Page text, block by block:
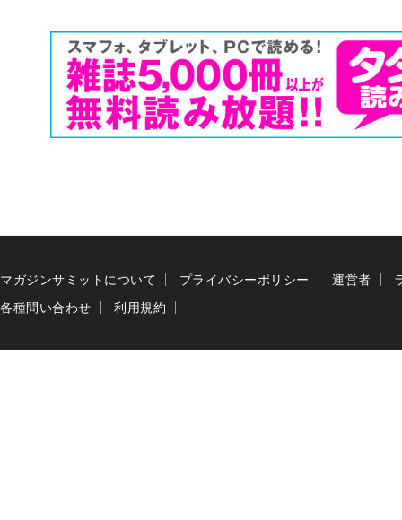
マガジンサミットについて プライバシーポリシー 運営者
各種問い合わせ
利用規約